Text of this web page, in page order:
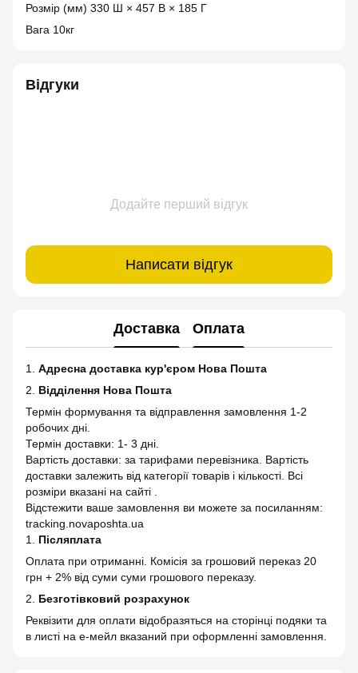
Розмір (мм) 330 Ш × 457 В × 185 Г
Вага 10кг
Відгуки
Додайте перший відгук
Написати відгук
Доставка Оплата
1. Адресна доставка кур'єром Нова Пошта
2. Відділення Нова Пошта
Термін формування та відправлення замовлення 1-2
робочих дні.
Термін доставки: 1- 3 дні.
Вартість доставки: за тарифами перевізника. Вартість
доставки залежить від категорії товарів і кількості. Всі
розміри вказані на сайті .
Відстежити ваше замовлення ви можете за посиланням:
tracking.novaposhta.ua
1. Післяплата
Оплата при отриманні. Комісія за грошовий переказ 20
грн + 2% від суми суми грошового переказу.
2. Безготівковий розрахунок
Реквізити для оплати відобразяться на сторінці подяки та
в листі на е-мейл вказаний при оформленні замовлення.